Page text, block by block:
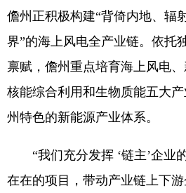
儋州正积极构建“背倚内地、辐
界”的海上风电全产业链。依托
禀赋，儋州重点培育海上风电、
核能综合利用和生物质能五大
州特色的新能源产业体系。
“我们充分发挥 ‘链主’企业
在在的项目，带动产业链上下